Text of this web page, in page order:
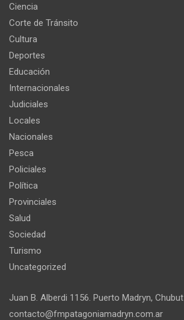
Ciencia
Corte de Tránsito
Cultura
Deportes
Educación
Internacionales
Judiciales
Locales
Nacionales
Pesca
Policiales
Política
Provinciales
Salud
Sociedad
Turismo
Uncategorized
Juan B. Alberdi 1156. Puerto Madryn,
contacto@fmpatagoniamadryn.com.ar